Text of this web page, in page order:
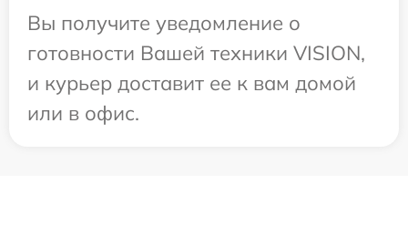
Вы получите уведомление о
готовности Вашей техники VISION,
и курьер доставит ее к вам домой
или в офис.